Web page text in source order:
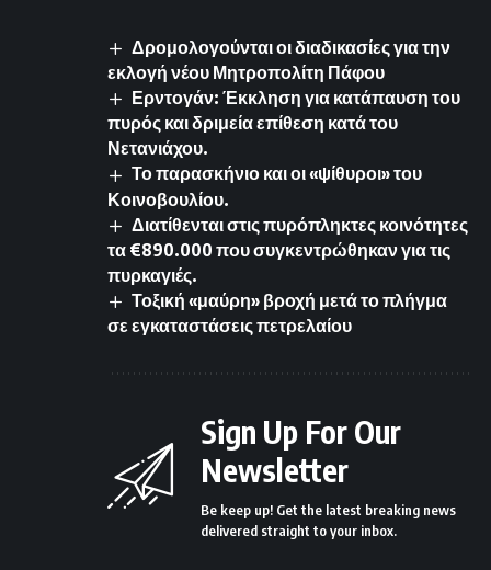
Δρομολογούνται οι διαδικασίες για την
εκλογή νέου Μητροπολίτη Πάφου
Ερντογάν: Έκκληση για κατάπαυση του
πυρός και δριμεία επίθεση κατά του
Νετανιάχου.
Το παρασκήνιο και οι «ψίθυροι» του
Κοινοβουλίου.
Διατίθενται στις πυρόπληκτες κοινότητες
τα €890.000 που συγκεντρώθηκαν για τις
πυρκαγιές.
Τοξική «μαύρη» βροχή μετά το πλήγμα
σε εγκαταστάσεις πετρελαίου
Sign Up For Our
Newsletter
Be keep up! Get the latest breaking news
delivered straight to your inbox.